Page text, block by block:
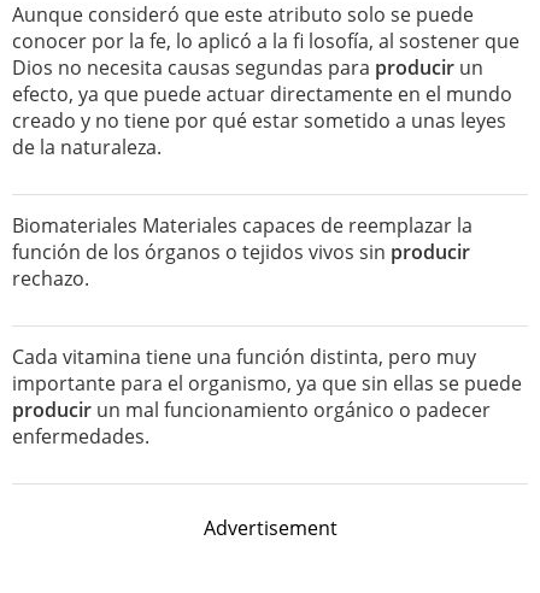
Aunque consideró que este atributo solo se puede
conocer por la fe, lo aplicó a la fi losofía, al sostener que
Dios no necesita causas segundas para producir un
efecto, ya que puede actuar directamente en el mundo
creado y no tiene por qué estar sometido a unas leyes
de la naturaleza.
Biomateriales Materiales capaces de reemplazar la
función de los órganos o tejidos vivos sin producir
rechazo.
Cada vitamina tiene una función distinta, pero muy
importante para el organismo, ya que sin ellas se puede
producir un mal funcionamiento orgánico o padecer
enfermedades.
Advertisement